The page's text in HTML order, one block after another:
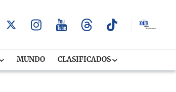
MUNDO CLASIFICADOS